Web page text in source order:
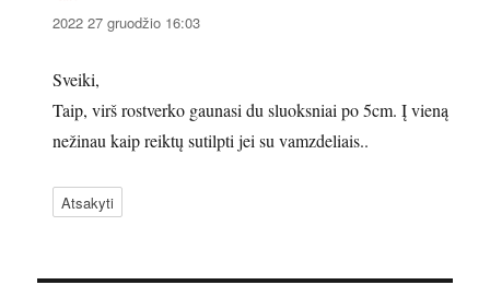
2022 27 gruodžio 16:03
Sveiki,
Taip, virš rostverko gaunasi du sluoksniai po 5cm. Į vieną
nežinau kaip reiktų sutilpti jei su vamzdeliais..
Atsakyti